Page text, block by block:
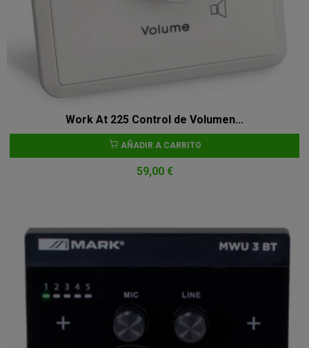
Work At 225 Control de Volumen...
AÑADIR A CARRITO
59,00 €